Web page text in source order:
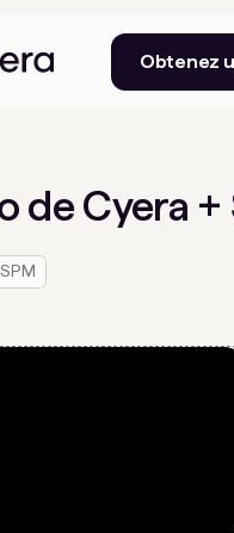
Obtenez
de Cyera +